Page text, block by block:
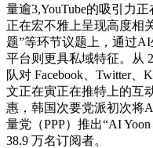
量逾3,YouTube的吸引力
正在宏不雅上呈现高度相
题”等环节议题上，通过
平台则更具私域特征。从
队对 Facebook、Twitter、
文正在寅正在推特上的互
惠，韩国次要党派初次将
量党（PPP）推出“AI
38.9 万名订阅者。